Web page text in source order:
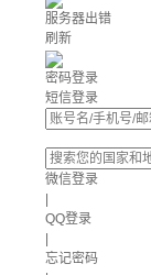
服务器出错
刷新
密码登录
短信登录
微信登录
QQ登录
忘记密码